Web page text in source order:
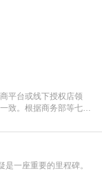
平台或线下授权店领
致。根据商务部等七部
】、【国补立省
专场。淘宝/天猫也可
一座重要的里程碑。